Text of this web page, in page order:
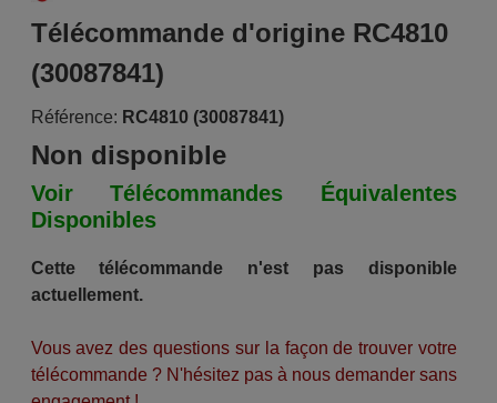
Télécommande d'origine RC4810
(30087841)
Référence: RC4810 (30087841)
Non disponible
Voir Télécommandes Équivalentes
Disponibles
Cette télécommande n'est pas disponible
actuellement.
Vous avez des questions sur la façon de trouver votre
télécommande ? N'hésitez pas à nous demander sans